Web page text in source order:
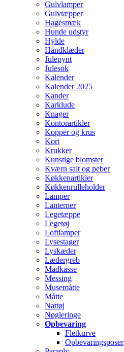
Gulvlamper
Gulvtæpper
Hagesmæk
Hunde udstyr
Hylde
Håndklæder
Julepynt
Julesok
Kalender
Kalender 2025
Kander
Karklude
Knager
Kontorartikler
Kopper og krus
Kort
Krukker
Kunstige blomster
Kværn salt og peber
Køkkenartikler
Køkkenrulleholder
Lamper
Lanterner
Legetæppe
Legetøj
Loftlamper
Lysestager
Lyskæder
Lædergreb
Madkasse
Messing
Musemåtte
Måtte
Nattøj
Nøgleringe
Opbevaring
Fletkurve
Opbevaringsposer